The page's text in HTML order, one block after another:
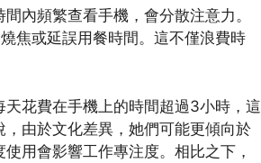
內頻繁查看手機，會分散注意力。
焦或延誤用餐時間。這不僅浪費時
花費在手機上的時間超過3小時，這
由於文化差異，她們可能更傾向於
用會影響工作專注度。相比之下，